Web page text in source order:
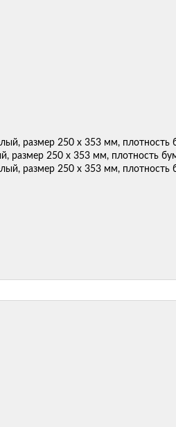
размер 250 х 353 мм, плотность